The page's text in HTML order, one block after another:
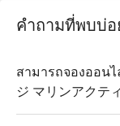
คำถามที่พบบ่อ
สามารถจองออนไ
ジ マリンアクテ